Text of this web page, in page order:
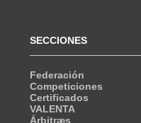
SECCIONES
Federación
Competiciones
Certificados
VALENTA
Árbitræs